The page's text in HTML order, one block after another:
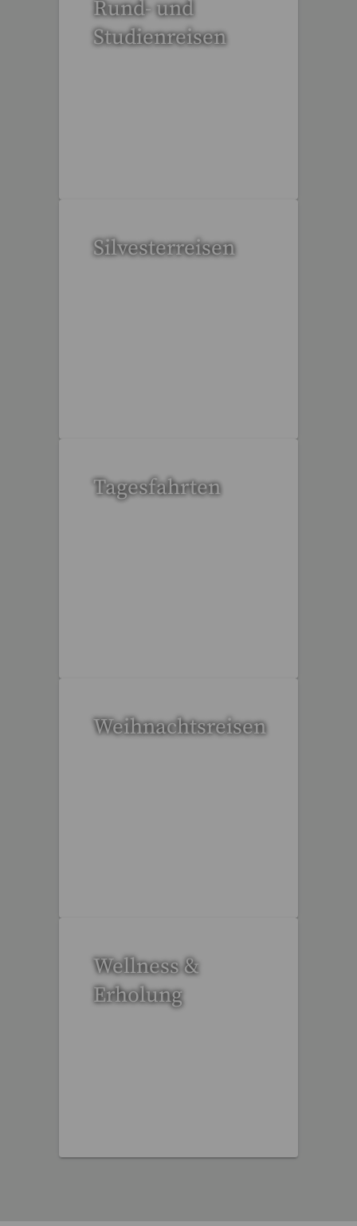
Rund- und
Studienreisen
Silvesterreisen
Tagesfahrten
Weihnachtsreisen
Wellness &
Erholung